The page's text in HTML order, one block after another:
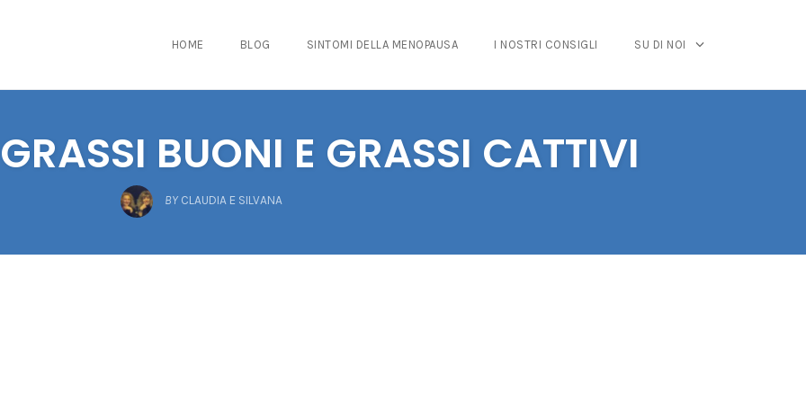
HOME BLOG SINTOMI DELLA MENOPAUSA I NOSTRI CONSIGLI SU DI NOI
BUONI E GRASSI CATTIVI
BY CLAUDIA E SILVANA